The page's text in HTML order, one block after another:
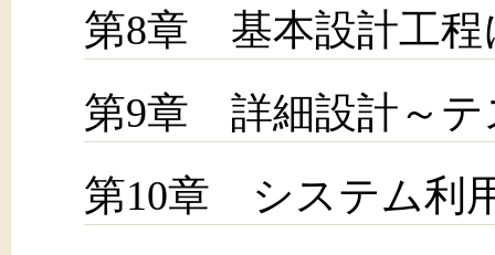
第8章 基本設計工程
第9章 詳細設計～テ
第10章 システム利